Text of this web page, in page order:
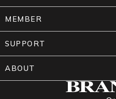
MEMBER
SUPPORT
ABOUT